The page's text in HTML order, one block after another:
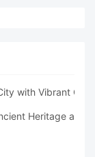
with Vibrant
Heritage and